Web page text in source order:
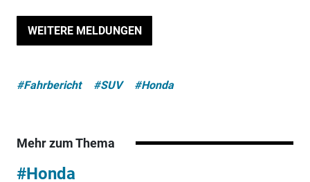
WEITERE MELDUNGEN
#Fahrbericht #SUV #Honda
Mehr zum Thema
#Honda